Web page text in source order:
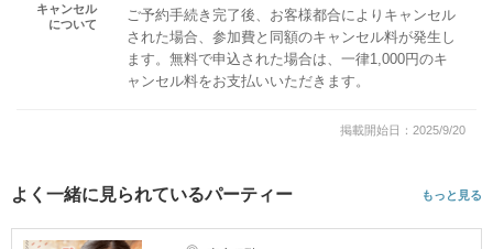
キャンセル
について
ご予約手続き完了後、お客様都合によりキャンセル
された場合、参加費と同額のキャンセル料が発生し
ます。無料で申込された場合は、一律1,000円のキ
ャンセル料をお支払いいただきます。
掲載開始日：2025/9/20
よく一緒に見られているパーティー もっと見る